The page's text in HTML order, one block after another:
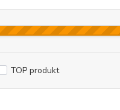
TOP produkt